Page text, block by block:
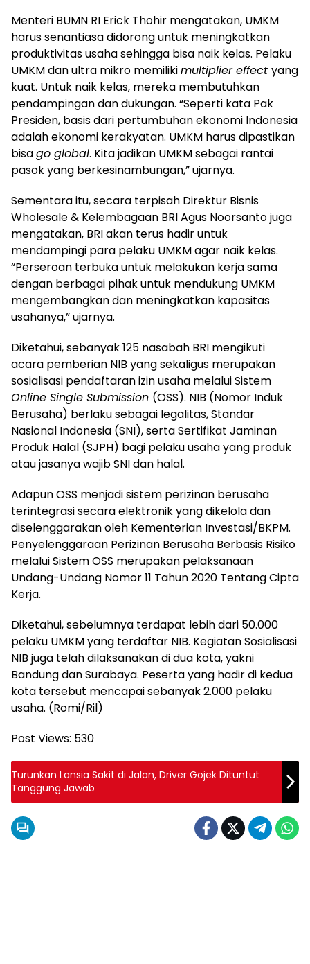
Menteri BUMN RI Erick Thohir mengatakan, UMKM
harus senantiasa didorong untuk meningkatkan
produktivitas usaha sehingga bisa naik kelas. Pelaku
UMKM dan ultra mikro memilikimultiplier effect yang
kuat. Untuk naik kelas, mereka membutuhkan
pendampingan dan dukungan. “Seperti kata Pak
Presiden, basis dari pertumbuhan ekonomi Indonesia
adalah ekonomi kerakyatan. UMKM harus dipastikan
bisago global. Kita jadikan UMKM sebagai rantai
pasok yang berkesinambungan,” ujarnya.
Sementara itu, secara terpisah Direktur Bisnis
Wholesale & Kelembagaan BRI Agus Noorsanto juga
mengatakan, BRI akan terus hadir untuk
mendampingi para pelaku UMKM agar naik kelas.
“Perseroan terbuka untuk melakukan kerja sama
dengan berbagai pihak untuk mendukung UMKM
mengembangkan dan meningkatkan kapasitas
usahanya,” ujarnya.
Diketahui, sebanyak 125 nasabah BRI mengikuti
acara pemberian NIB yang sekaligus merupakan
sosialisasi pendaftaran izin usaha melalui Sistem
Online Single Submission (OSS). NIB (Nomor Induk
Berusaha) berlaku sebagai legalitas, Standar
Nasional Indonesia (SNI), serta Sertifikat Jaminan
Produk Halal (SJPH) bagi pelaku usaha yang produk
atau jasanya wajib SNI dan halal.
Adapun OSS menjadi sistem perizinan berusaha
terintegrasi secara elektronik yang dikelola dan
diselenggarakan oleh Kementerian Investasi/BKPM.
Penyelenggaraan Perizinan Berusaha Berbasis Risiko
melalui Sistem OSS merupakan pelaksanaan
Undang-Undang Nomor 11 Tahun 2020 Tentang Cipta
Kerja.
Diketahui, sebelumnya terdapat lebih dari 50.000
pelaku UMKM yang terdaftar NIB. Kegiatan Sosialisasi
NIB juga telah dilaksanakan di dua kota, yakni
Bandung dan Surabaya. Peserta yang hadir di kedua
kota tersebut mencapai sebanyak 2.000 pelaku
usaha. (Romi/Ril)
Post Views: 530
Turunkan Lansia Sakit di Jalan, Driver Gojek Dituntut
Tanggung Jawab